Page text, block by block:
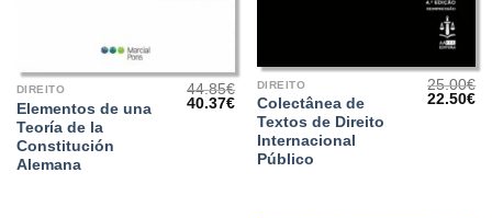
DIREITO
Elementos de una
Teoría de la
Constitución
Alemana
44.85€
O
40.37€O
preço
atual
40.37€.
DIREITO
Colectânea de
Textos de Direito
Internacional
Público
25.00€
O
22.50€O